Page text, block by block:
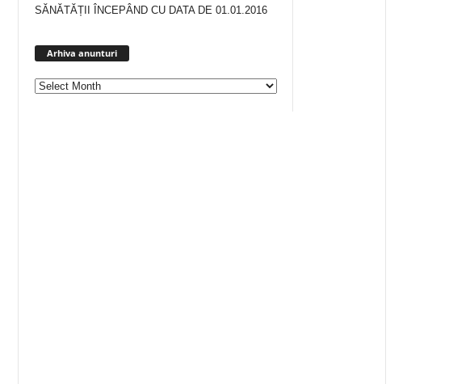
SĂNĂTĂȚII ÎNCEPÂND CU DATA DE 01.01.2016
Arhiva anunturi